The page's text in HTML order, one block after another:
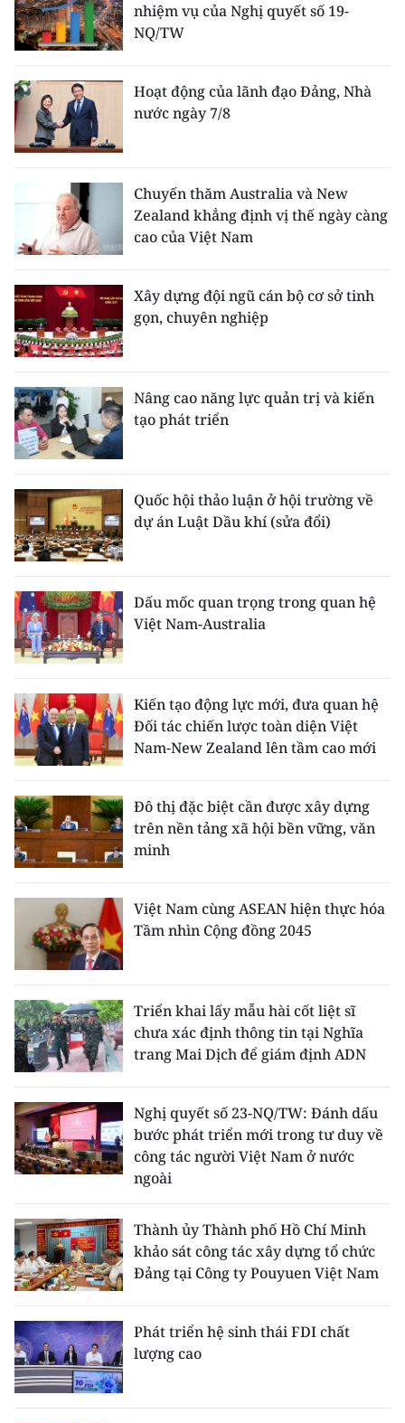
nhiệm vụ của Nghị quyết số 19-
NQ/TW
Hoạt động của lãnh đạo Đảng, Nhà
nước ngày 7/8
Chuyến thăm Australia và New
Zealand khẳng định vị thế ngày càng
cao của Việt Nam
Xây dựng đội ngũ cán bộ cơ sở tinh
gọn, chuyên nghiệp
Nâng cao năng lực quản trị và kiến
tạo phát triển
Quốc hội thảo luận ở hội trường về
dự án Luật Dầu khí (sửa đổi)
Dấu mốc quan trọng trong quan hệ
Việt Nam-Australia
Kiến tạo động lực mới, đưa quan hệ
Đối tác chiến lược toàn diện Việt
Nam-New Zealand lên tầm cao mới
Đô thị đặc biệt cần được xây dựng
trên nền tảng xã hội bền vững, văn
minh
Việt Nam cùng ASEAN hiện thực hóa
Tầm nhìn Cộng đồng 2045
Triển khai lấy mẫu hài cốt liệt sĩ
chưa xác định thông tin tại Nghĩa
trang Mai Dịch để giám định ADN
Nghị quyết số 23-NQ/TW: Đánh dấu
bước phát triển mới trong tư duy về
công tác người Việt Nam ở nước
ngoài
Thành ủy Thành phố Hồ Chí Minh
khảo sát công tác xây dựng tổ chức
Đảng tại Công ty Pouyuen Việt Nam
Phát triển hệ sinh thái FDI chất
lượng cao